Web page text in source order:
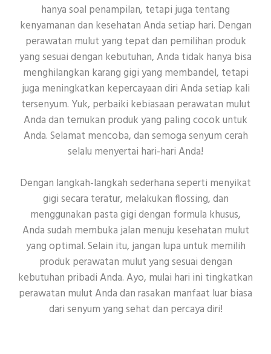
hanya soal penampilan, tetapi juga tentang
kenyamanan dan kesehatan Anda setiap hari. Dengan
perawatan mulut yang tepat dan pemilihan produk
yang sesuai dengan kebutuhan, Anda tidak hanya bisa
menghilangkan karang gigi yang membandel, tetapi
juga meningkatkan kepercayaan diri Anda setiap kali
tersenyum. Yuk, perbaiki kebiasaan perawatan mulut
Anda dan temukan produk yang paling cocok untuk
Anda. Selamat mencoba, dan semoga senyum cerah
selalu menyertai hari-hari Anda!
Dengan langkah-langkah sederhana seperti menyikat
gigi secara teratur, melakukan flossing, dan
menggunakan pasta gigi dengan formula khusus,
Anda sudah membuka jalan menuju kesehatan mulut
yang optimal. Selain itu, jangan lupa untuk memilih
produk perawatan mulut yang sesuai dengan
kebutuhan pribadi Anda. Ayo, mulai hari ini tingkatkan
perawatan mulut Anda dan rasakan manfaat luar biasa
dari senyum yang sehat dan percaya diri!